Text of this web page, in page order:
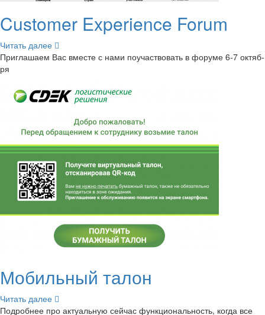
Customer Experience Forum
Чи­тать далее
При­гла­ша­ем Вас вме­сте с нами по­участ­во­вать в фо­ру­ме 6-7 ок­тяб­
ря
Мо­биль­ный талон
Чи­тать далее
По­дроб­нее про ак­ту­аль­ную сей­час функ­ци­о­наль­ность, когда все